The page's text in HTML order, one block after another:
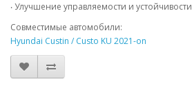
‧ Улучшение управляемости и устойчивости
Совместимые автомобили:
Hyundai Custin / Custo KU 2021-on